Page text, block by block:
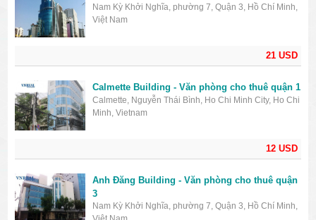
21 USD
Nam Kỳ Khởi Nghĩa, phường 7, Quận 3, Hồ Chí Minh,
Việt Nam
12 USD
Calmette Building - Văn phòng cho thuê quận 1
Calmette, Nguyễn Thái Bình, Ho Chi Minh City, Ho Chi
Minh, Vietnam
Anh Đăng Building - Văn phòng cho thuê quận
3
Nam Kỳ Khởi Nghĩa, phường 7, Quận 3, Hồ Chí Minh,